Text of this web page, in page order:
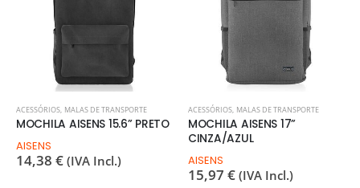
ACESSÓRIOS MALAS DE TRANSPORTE
MOCHILA AISENS 15.6” PRETO
AISENS
14,38 € (IVA Incl.)
ACESSÓRIOS MALAS DE TRANSPORTE
MOCHILA AISENS 17”
CINZA/AZUL
AISENS
15,97 € (IVA Incl.)